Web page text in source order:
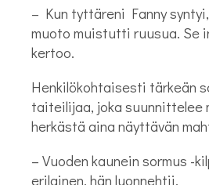
– Kun tyttäreni Fanny
muoto muistutti ruusua. Se
kertoo.
Henkilökohtaisesti tärkeän
taiteilijaa, joka suunnittelee
herkästä aina näyttävän
– Vuoden kaunein sormus -
erilainen, hän luonnehtii.